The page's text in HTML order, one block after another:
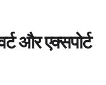
और एक्सपोर्ट